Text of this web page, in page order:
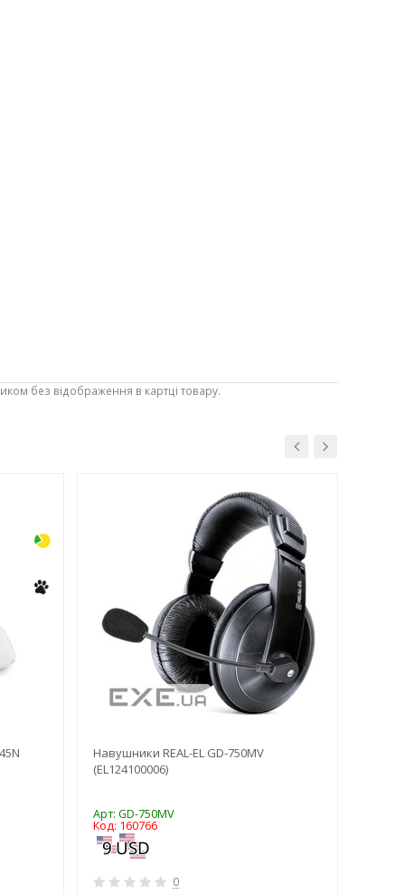
без відображення в картці товару.
Навушники REAL-EL GD-750MV
(EL124100006)
Арт: GD-750MV
Код: 160766
0